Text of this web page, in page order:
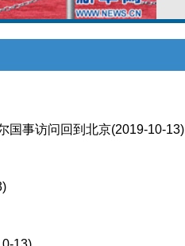
国事访问回到北京(2019-10-13)